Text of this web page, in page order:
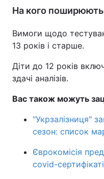
На кого
Вимоги щодо
13 років і старше.
Діти до 12 років
здачі аналізів.
Вас також можуть
"Укрзалізниця"
сезон: список
Єврокомісія
covid-